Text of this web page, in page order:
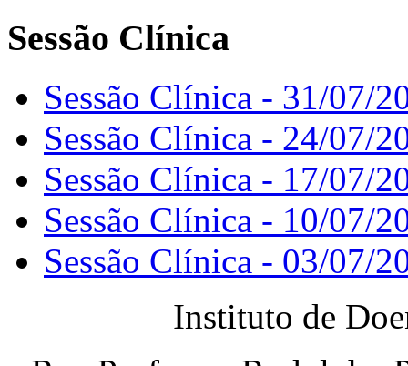
Sessão Clínica
Sessão Clínica - 31/07/
Sessão Clínica - 24/07/
Sessão Clínica - 17/07/
Sessão Clínica - 10/07/
Sessão Clínica - 03/07/
Instituto de